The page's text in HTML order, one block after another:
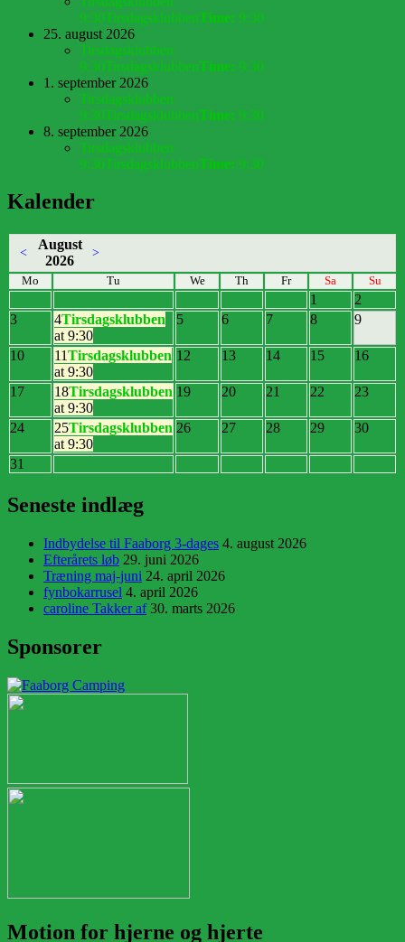
9:30TirsdagsklubbenTime: 9:30
25. august 2026
Tirsdagsklubben
9:30TirsdagsklubbenTime: 9:30
1. september 2026
Tirsdagsklubben
9:30TirsdagsklubbenTime: 9:30
8. september 2026
Tirsdagsklubben
9:30TirsdagsklubbenTime: 9:30
Kalender
<
August
2026
>
Mo Tu We Th Fr Sa Su
1
2
3
4Tirsdagsklubben
at 9:30
5 6 7 8 9
10 11Tirsdagsklubben
at 9:30
12 13 14 15 16
17 18Tirsdagsklubben
at 9:30
19 20 21 22 23
24 25Tirsdagsklubben
at 9:30
26 27 28 29 30
31
Seneste indlæg
Indbydelse til Faaborg 3-dages 4. august 2026
Efterårets løb 29. juni 2026
Træning maj-juni 24. april 2026
fynbokarrusel 4. april 2026
caroline Takker af 30. marts 2026
Sponsorer
Motion for hjerne og hjerte